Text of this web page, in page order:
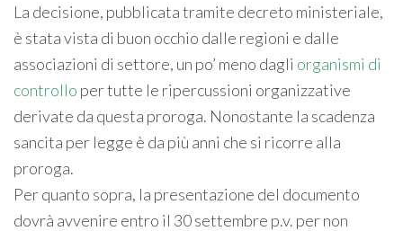
La decisione, pubblicata tramite decreto ministeriale,
è stata vista di buon occhio dalle regioni e dalle
associazioni di settore, un po’ meno dagli organismi di
controllo per tutte le ripercussioni organizzative
derivate da questa proroga. Nonostante la scadenza
sancita per legge è da più anni che si ricorre alla
proroga.
Per quanto sopra, la presentazione del documento
dovrà avvenire entro il 30 settembre p.v. per non